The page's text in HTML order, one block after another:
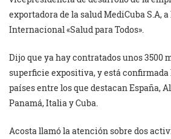
exportadora de la salud MediCuba S.A, a
Internacional «Salud para Todos».
Dijo que ya hay contratados unos 3500
superficie expositiva, y está confirmada
países entre los que destacan España,
Panamá, Italia y Cuba.
Acosta llamó la atención sobre dos